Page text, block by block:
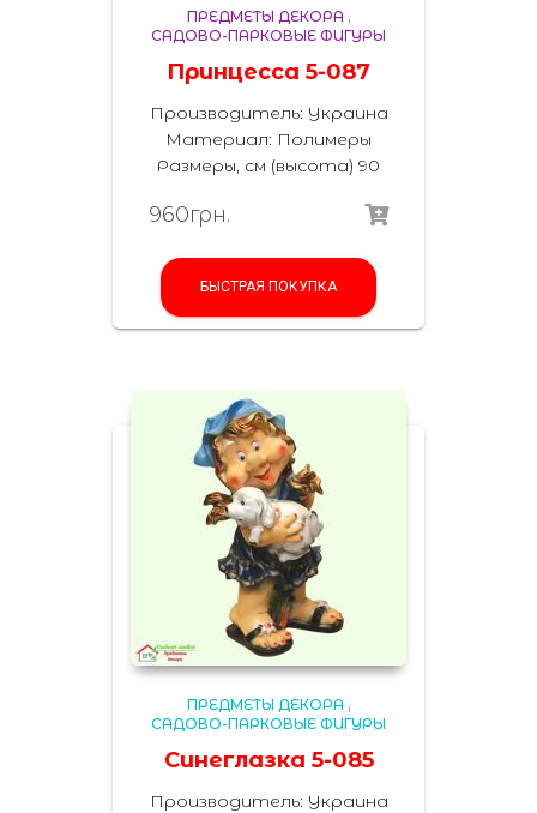
ПРЕДМЕТЫ ДЕКОРА ,
САДОВО-ПАРКОВЫЕ ФИГУРЫ
Принцесса 5-087
Производитель: Украина
Материал: Полимеры
Размеры, см (высота) 90
960грн.
БЫСТРАЯ ПОКУПКА
ПРЕДМЕТЫ ДЕКОРА ,
САДОВО-ПАРКОВЫЕ ФИГУРЫ
Синеглазка 5-085
Производитель: Украина